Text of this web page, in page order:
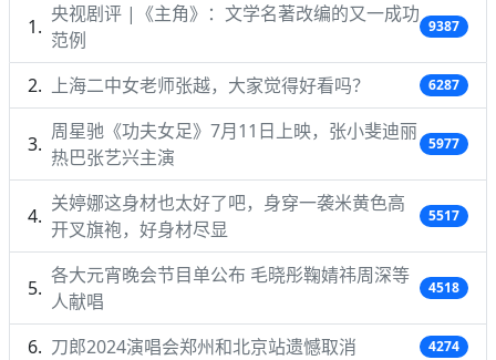
央视剧评 |《主角》：文学名著改编的又一成功
范例
9387
上海二中女老师张越，大家觉得好看吗？ 6287
周星驰《功夫女足》7月11日上映，张小斐迪丽
热巴张艺兴主演
5977
关婷娜这身材也太好了吧，身穿一袭米黄色高
开叉旗袍，好身材尽显
5517
各大元宵晚会节目单公布 毛晓彤鞠婧祎周深等
人献唱
4518
刀郎2024演唱会郑州和北京站遗憾取消 4274